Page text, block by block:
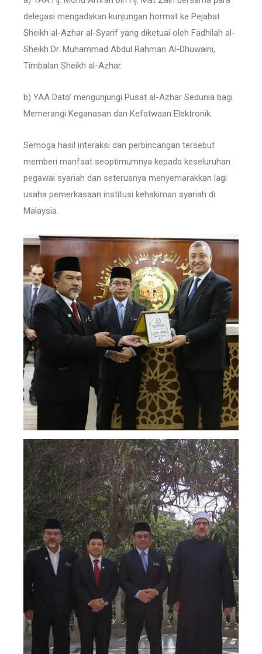
delegasi mengadakan kunjungan hormat ke Pejabat
Sheikh al-Azhar al-Syarif yang diketuai oleh Fadhilah al-
Sheikh Dr. Muhammad Abdul Rahman Al-Dhuwaini,
Timbalan Sheikh al-Azhar.
b) YAA Dato’ mengunjungi Pusat al-Azhar Sedunia bagi
Memerangi Keganasan dan Kefatwaan Elektronik.
Semoga hasil interaksi dan perbincangan tersebut
memberi manfaat seoptimumnya kepada keseluruhan
pegawai syariah dan seterusnya menyemarakkan lagi
usaha pemerkasaan institusi kehakiman syariah di
Malaysia.